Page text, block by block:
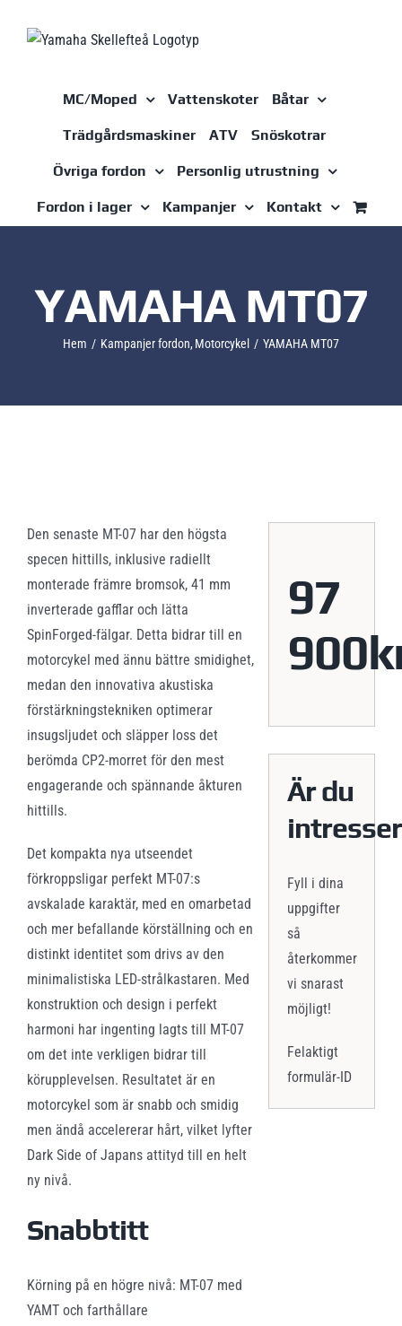
MC/Moped Vattenskoter Båtar
Trädgårdsmaskiner ATV Snöskotrar
Övriga fordon Personlig utrustning
Fordon i lager Kampanjer Kontakt
YAMAHA MT07
Hem Kampanjer fordon Motorcykel YAMAHA MT07
Den senaste MT-07 har den högsta
specen hittills, inklusive radiellt
monterade främre bromsok, 41 mm
inverterade gafflar och lätta
SpinForged-fälgar. Detta bidrar till en
motorcykel med ännu bättre smidighet,
medan den innovativa akustiska
förstärkningstekniken optimerar
insugsljudet och släpper loss det
berömda CP2-morret för den mest
engagerande och spännande åkturen
hittills.
Det kompakta nya utseendet
förkroppsligar perfekt MT-07:s
avskalade karaktär, med en omarbetad
och mer befallande körställning och en
distinkt identitet som drivs av den
minimalistiska LED-strålkastaren. Med
konstruktion och design i perfekt
harmoni har ingenting lagts till MT-07
om det inte verkligen bidrar till
körupplevelsen. Resultatet är en
motorcykel som är snabb och smidig
men ändå accelererar hårt, vilket lyfter
Dark Side of Japans attityd till en helt
ny nivå.
Snabbtitt
Körning på en högre nivå: MT-07 med
YAMT och farthållare
97
Är du
Fyll i dina
uppgifter
så
återkommer
vi snarast
möjligt!
Felaktigt
formulär-ID